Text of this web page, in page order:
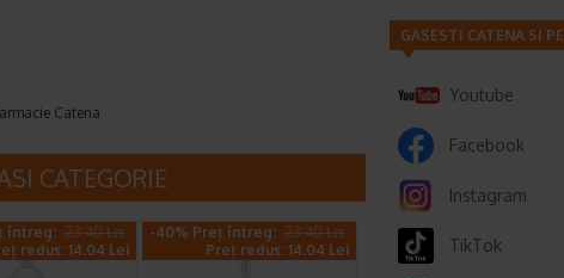
Catena
CATEGORIE
întreg: 23.40 Lei
redus: 14.04 Lei
-40% Preț întreg: 23.40 Lei
Preț redus: 14.04 Lei
GASESTI CATENA SI PE
Youtube
Facebook
Instagram
TikTok